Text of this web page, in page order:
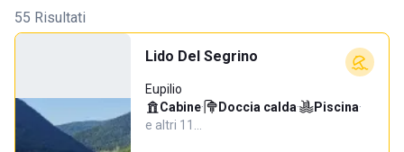
55 Risultati
Lido Del Segrino
Eupilio
Cabine· Doccia calda· Piscina·
e altri 11…